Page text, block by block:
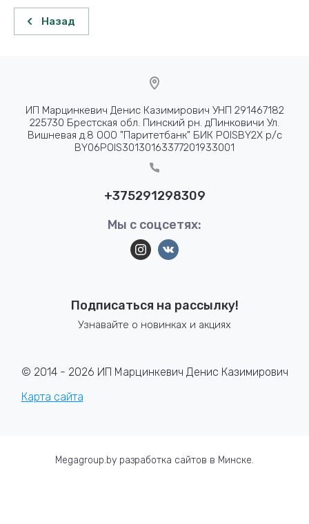
Назад
© 2014 - 2026 ИП Марцинкевич Денис Казимирович
Карта сайта
ИП Марцинкевич Денис Казимирович УНП 291467182
225730 Брестская обл. Пинский рн. дПинковичи Ул.
Вишневая д.8 ООО "Паритетбанк" БИК POISBY2X р/с
BY06POIS30130163377201933001
+375291298309
Мы с соцсетях:
Подписаться на рассылку!
Узнавайте о новинках и акциях
Megagroup.by разработка сайтов в Минске.